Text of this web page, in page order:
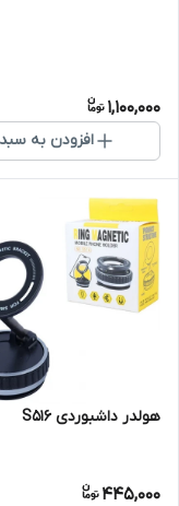
1,100,000
افزودن به سبد
هولدر داشبوردی S516
445,000